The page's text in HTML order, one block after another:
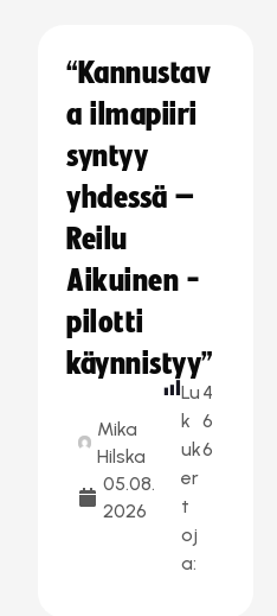
“Kannustav
a ilmapiiri
syntyy
yhdessä –
Reilu
Aikuinen -
pilotti
käynnistyy”
Mika
Hilska
05.08.
2026
Lu
k
uk
er
t
oj
a:
4
6
6